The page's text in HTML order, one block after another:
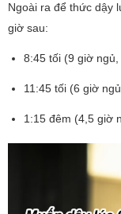
Ngoài ra để thức dậy
giờ sau:
8:45 tối (9 giờ
11:45 tối (6 giờ
1:15 đêm (4,5 giờ